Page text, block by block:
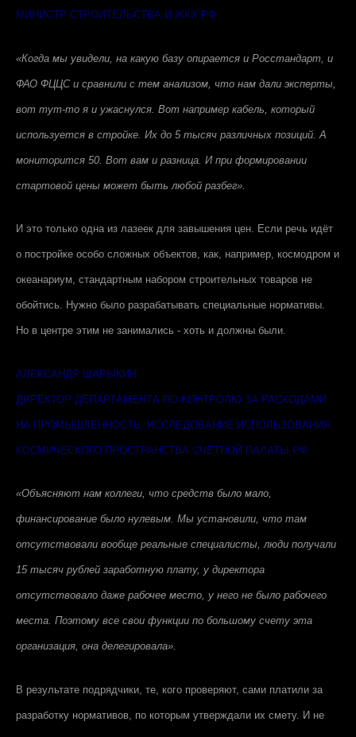
МИНИСТР СТРОИТЕЛЬСТВА И ЖКХ РФ
«Когда мы увидели, на какую базу опирается и Росстандарт, и
ФАО ФЦЦС и сравнили с тем анализом, что нам дали эксперты,
вот тут-то я и ужаснулся. Вот например кабель, который
используется в стройке. Их до 5 тысяч различных позиций. А
мониторится 50. Вот вам и разница. И при формировании
стартовой цены может быть любой разбег».
И это только одна из лазеек для завышения цен. Если речь идёт
о постройке особо сложных объектов, как, например, космодром и
океанариум, стандартным набором строительных товаров не
обойтись. Нужно было разрабатывать специальные нормативы.
Но в центре этим не занимались - хоть и должны были.
АЛЕКСАНДР ШАРЫКИН
ДИРЕКТОР ДЕПАРТАМЕНТА ПО КОНТРОЛЮ ЗА РАСХОДАМИ
НА ПРОМЫШЛЕННОСТЬ, ИССЛЕДОВАНИЕ ИСПОЛЬЗОВАНИЯ
КОСМИЧЕСКОГО ПРОСТРАНСТВА СЧЁТНОЙ ПАЛАТЫ РФ
«Объясняют нам коллеги, что средств было мало,
финансирование было нулевым. Мы установили, что там
отсутствовали вообще реальные специалисты, люди получали
15 тысяч рублей заработную плату, у директора
отсутствовало даже рабочее место, у него не было рабочего
места. Поэтому все свои функции по большому счету эта
организация, она делегировала».
В результате подрядчики, те, кого проверяют, сами платили за
разработку нормативов, по которым утверждали их смету. И не